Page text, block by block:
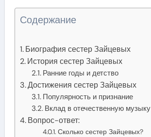
Содержание
Биография сестер Зайцевых
История сестер Зайцевых
Ранние годы и детство
Достижения сестер Зайцевых
Популярность и признание
Вклад в отечественную музыку
Вопрос-ответ:
Сколько сестер Зайцевых?